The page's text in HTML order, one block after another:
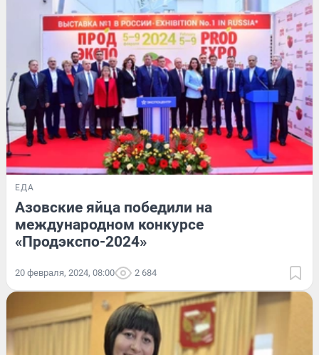
ЕДА
Азовские яйца победили на
международном конкурсе
«Продэкспо-2024»
20 февраля, 2024, 08:00 2 684